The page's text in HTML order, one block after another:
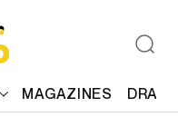
MAGAZINES